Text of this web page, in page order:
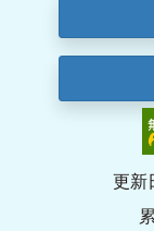
更新